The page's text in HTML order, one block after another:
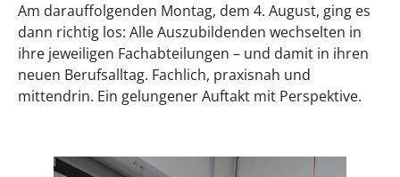
Am darauffolgenden Montag, dem 4. August, ging es
dann richtig los: Alle Auszubildenden wechselten in
ihre jeweiligen Fachabteilungen – und damit in ihren
neuen Berufsalltag. Fachlich, praxisnah und
mittendrin. Ein gelungener Auftakt mit Perspektive.